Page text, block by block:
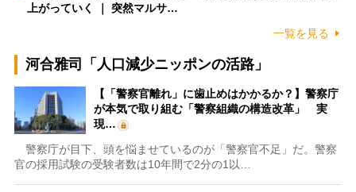
上がっていく ｜ 突然マルサ…
一覧を見る
河合雅司「人口減少ニッポンの活路」
【「警察官離れ」に歯止めはかかるか？】警察庁
が本気で取り組む「警察組織の構造改革」 実
現…
警察庁が目下、頭を悩ませているのが「警察官不足」だ。警察
官の採用試験の受験者数は10年間で2分の1以…